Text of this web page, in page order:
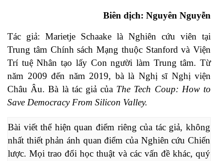
Biên dịch: Nguyên Nguyễn
Tác giả: Marietje Schaake là Nghiên cứu viên tại
Trung tâm Chính sách Mạng thuộc Stanford và Viện
Trí tuệ Nhân tạo lấy Con người làm Trung tâm. Từ
năm 2009 đến năm 2019, bà là Nghị sĩ Nghị viện
Châu Âu. Bà là tác giả của The Tech Coup: How to
Save Democracy From Silicon Valley.
Bài viết thể hiện quan điểm riêng của tác giả, không
nhất thiết phản ánh quan điểm của Nghiên cứu Chiến
lược. Mọi trao đổi học thuật và các vấn đề khác, quý